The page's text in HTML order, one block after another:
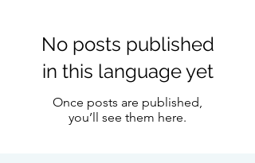
No posts published
in this language yet
Once posts are published,
you’ll see them here.